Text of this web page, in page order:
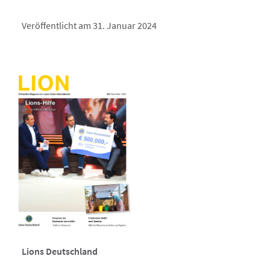
Veröffentlicht am 31. Januar 2024
Lions Deutschland